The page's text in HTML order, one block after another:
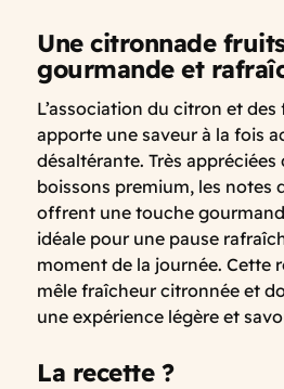
Une citronnade
gourmande et
L’association du citron et
apporte une saveur à la fois
désaltérante. Très appréciées
boissons premium, les notes
offrent une touche
idéale pour une pause
moment de la journée. Cette
mêle fraîcheur citronnée et
une expérience légère et
La recette ?